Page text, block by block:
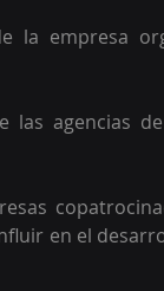
la empresa
las agencias
en el